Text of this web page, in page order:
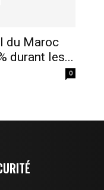
S'ABONNER MAINTENANT
du Maroc
durant les...
0